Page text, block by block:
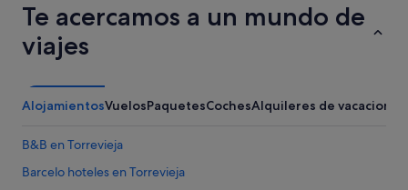
Te acercamos a un mundo de
viajes
AlojamientosVuelosPaquetesCochesAlquileres de vacaciones
B&B en Torrevieja
Barcelo hoteles en Torrevieja